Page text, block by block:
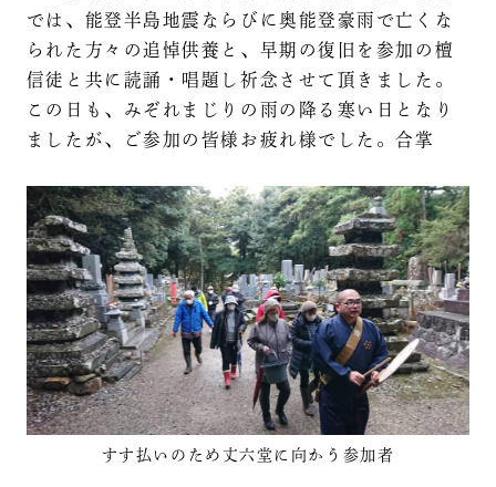
では、能登半島地震ならびに奥能登豪雨で亡くな
られた方々の追悼供養と、早期の復旧を参加の檀
信徒と共に読誦・唱題し祈念させて頂きました。
この日も、みぞれまじりの雨の降る寒い日となり
ましたが、ご参加の皆様お疲れ様でした。合掌
すす払いのため丈六堂に向かう参加者